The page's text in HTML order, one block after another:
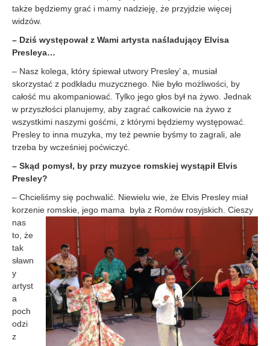
także będziemy grać i mamy nadzieję, że przyjdzie więcej
widzów.
– Dziś występował z Wami artysta naśladujący Elvisa
Presleya…
– Nasz kolega, który śpiewał utwory Presley’ a, musiał
skorzystać z podkładu muzycznego. Nie było możliwości, by
całość mu akompaniować. Tylko jego głos był na żywo. Jednak
w przyszłości planujemy, aby zagrać całkowicie na żywo z
wszystkimi naszymi gośćmi, z którymi będziemy występować.
Presley to inna muzyka, my też pewnie byśmy to zagrali, ale
trzeba by wcześniej poćwiczyć.
– Skąd pomysł, by przy muzyce romskiej wystąpił Elvis
Presley?
– Chcieliśmy się pochwalić. Niewielu wie, że Elvis Presley miał
korzenie romskie, jego mama była z Romów rosyjskich. Cieszy
nas
to, że
tak
sławn
y
artyst
a
poch
odzi
z